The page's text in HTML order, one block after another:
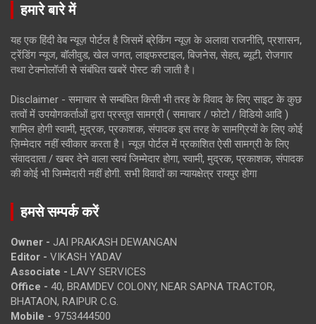
हमारे बारे में
यह एक हिंदी वेब न्यूज़ पोर्टल है जिसमें ब्रेकिंग न्यूज़ के अलावा राजनीति, प्रशासन,
ट्रेंडिंग न्यूज, बॉलीवुड, खेल जगत, लाइफस्टाइल, बिजनेस, सेहत, ब्यूटी, रोजगार
तथा टेक्नोलॉजी से संबंधित खबरें पोस्ट की जाती है।
Disclaimer - समाचार से सम्बंधित किसी भी तरह के विवाद के लिए साइट के कुछ
तत्वों में उपयोगकर्ताओं द्वारा प्रस्तुत सामग्री ( समाचार / फोटो / विडियो आदि )
शामिल होगी स्वामी, मुद्रक, प्रकाशक, संपादक इस तरह के सामग्रियों के लिए कोई
ज़िम्मेदार नहीं स्वीकार करता है। न्यूज़ पोर्टल में प्रकाशित ऐसी सामग्री के लिए
संवाददाता / खबर देने वाला स्वयं जिम्मेदार होगा, स्वामी, मुद्रक, प्रकाशक, संपादक
की कोई भी जिम्मेदारी नहीं होगी. सभी विवादों का न्यायक्षेत्र रायपुर होगा
हमसे सम्पर्क करें
Owner - JAI PRAKASH DEWANGAN
Editor - VIKASH YADAV
Associate - LAVY SERVICES
Office - 40, BRAMDEV COLONY, NEAR SAPNA TRACTOR,
BHATAON, RAIPUR C.G.
Mobile - 9753444500